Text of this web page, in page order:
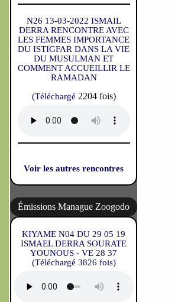
N26 13-03-2022 ISMAIL
DERRA RENCONTRE AVEC
LES FEMMES IMPORTANCE
DU ISTIGFAR DANS LA VIE
DU MUSULMAN ET
COMMENT ACCUEILLIR LE
RAMADAN
(Téléchargé 2204 fois)
Voir les autres rencontres
Émissions Manague Zoogodo
KIYAME N04 DU 29 05 19
ISMAEL DERRA SOURATE
YOUNOUS - VE 28 37
(Téléchargé 3826 fois)